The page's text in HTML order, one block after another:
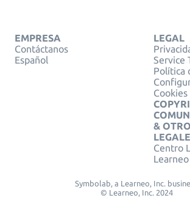
EMPRESA
Contáctanos
Español
LEGAL
Service
Política
Cookies
&
Centro
Learneo
Symbolab, a Learneo, Inc.
© Learneo, Inc. 2024